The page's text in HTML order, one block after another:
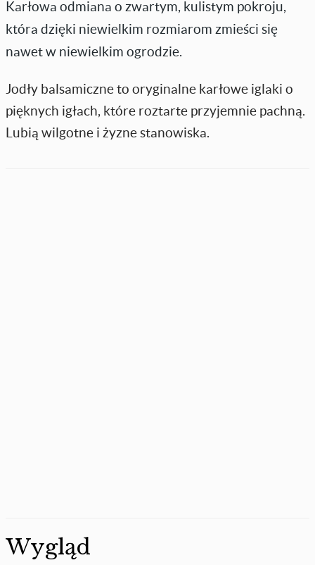
Karłowa odmiana o zwartym, kulistym pokroju,
która dzięki niewielkim rozmiarom zmieści się
nawet w niewielkim ogrodzie.
Jodły balsamiczne to oryginalne karłowe iglaki o
pięknych igłach, które roztarte przyjemnie pachną.
Lubią wilgotne i żyzne stanowiska.
Wygląd